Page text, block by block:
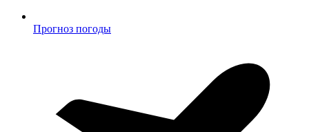
Прогноз погоды